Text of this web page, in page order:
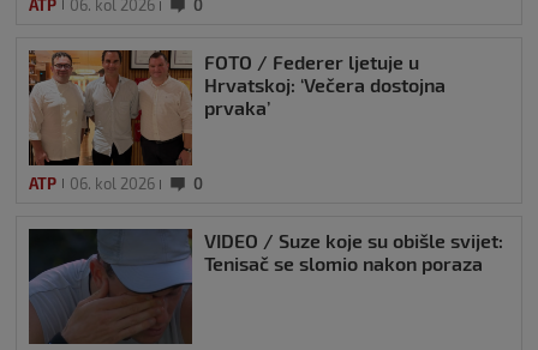
ATP 06. kol 2026 0
FOTO / Federer ljetuje u
Hrvatskoj: ‘Večera dostojna
prvaka’
ATP 06. kol 2026 0
VIDEO / Suze koje su obišle svijet:
Tenisač se slomio nakon poraza